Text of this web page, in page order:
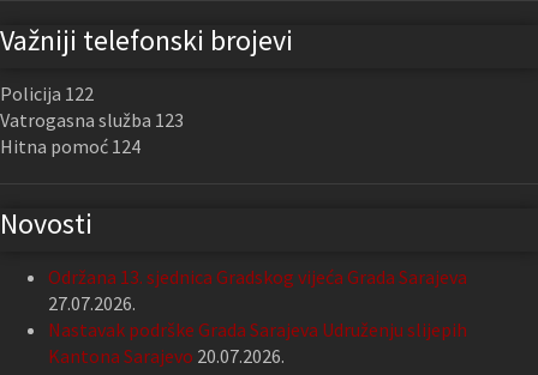
Važniji telefonski brojevi
Policija 122
Vatrogasna služba 123
Hitna pomoć 124
Novosti
Održana 13. sjednica Gradskog vijeća Grada Sarajeva
27.07.2026.
Nastavak podrške Grada Sarajeva Udruženju slijepih
Kantona Sarajevo 20.07.2026.